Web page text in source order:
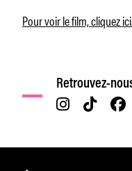
Pour voir le film, cliquez ici.
Retrouvez-